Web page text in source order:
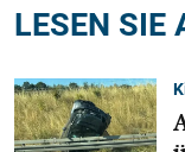
LESEN SIE